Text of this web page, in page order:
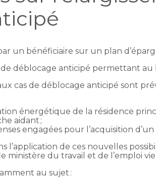
un bénéficiaire sur un plan
déblocage anticipé permettant
cas de déblocage anticipé sont
énergétique de la résidence
aidant ;
engagées pour l’acquisition
l’application de ces nouvelles
ministère du travail et de l’emploi
au sujet :